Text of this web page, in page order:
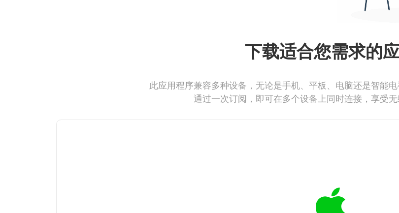
下载适合您需求的
此应用程序兼容多种设备，无论是手机、平板、电脑还是智能电
通过一次订阅，即可在多个设备上同时连接，享受无